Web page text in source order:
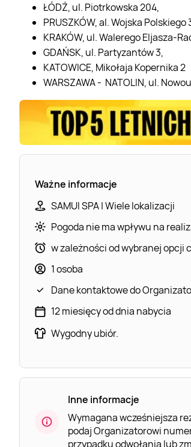
ŁÓDŹ, ul. Piotrkowska 204,
PRUSZKÓW, al. Wojska Polskiego
KRAKÓW, ul. Walerego Eljasza-
GDAŃSK, ul. Partyzantów 3,
KATOWICE, Mikołaja Kopernika 2
WARSZAWA - NATOLIN, ul.
Ważne informacje
SAMUI SPA | Wiele lokalizacji
Pogoda nie ma wpływu na
w zależności od wybranej opcji
1 osoba
Dane kontaktowe do
12 miesięcy od dnia nabycia
Wygodny ubiór.
Inne informacje
Wymagana wcześniejsza
podaj Organizatorowi
przypadku odwołania lub